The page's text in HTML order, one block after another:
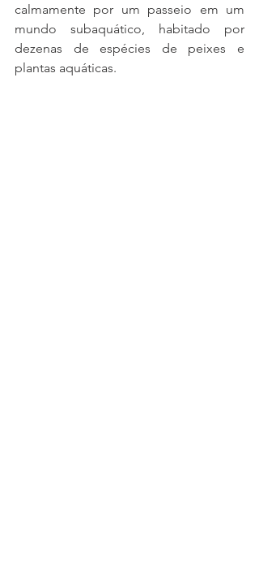
calmamente por um passeio em um
mundo subaquático, habitado por
dezenas de espécies de peixes e
plantas aquáticas.